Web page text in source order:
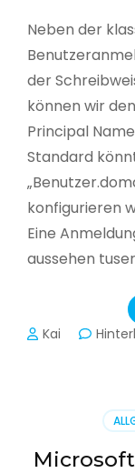
Neben der
der
können wir
Principal
Standard
konfigurieren
Eine
aussehen
Kai